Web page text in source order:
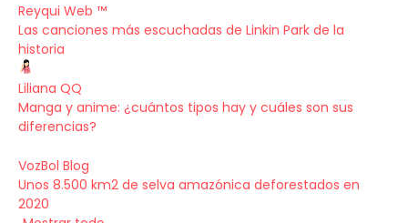
Reyqui Web ™
Las canciones más escuchadas de Linkin Park de la
historia
Liliana QQ
Manga y anime: ¿cuántos tipos hay y cuáles son sus
diferencias?
VozBol Blog
Unos 8.500 km2 de selva amazónica deforestados en
2020